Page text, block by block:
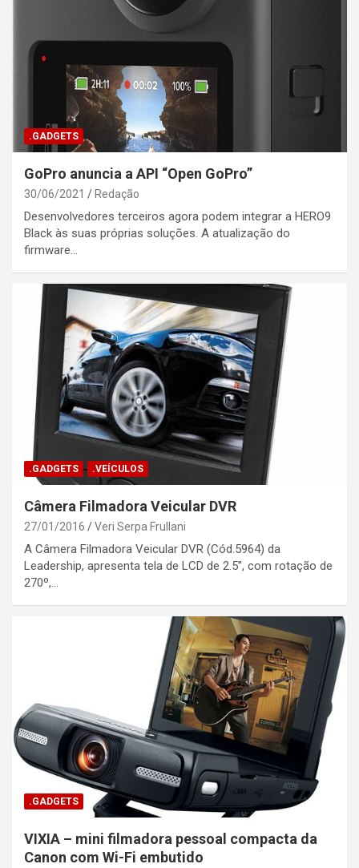
.GADGETS
GoPro anuncia a API “Open GoPro”
30/06/2021 Redação
Desenvolvedores terceiros agora podem integrar a HERO9
Black às suas próprias soluções. A atualização do
firmware…
.GADGETS .VEÍCULOS
Câmera Filmadora Veicular DVR
27/01/2016 Veri Serpa Frullani
A Câmera Filmadora Veicular DVR (Cód.5964) da
Leadership, apresenta tela de LCD de 2.5’’, com rotação de
270º,…
.GADGETS
VIXIA – mini filmadora pessoal compacta da
Canon com Wi-Fi embutido